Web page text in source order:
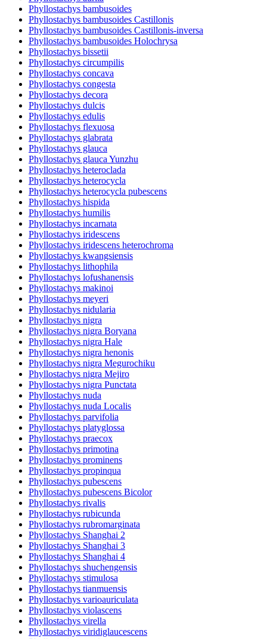
Phyllostachys bambusoides
Phyllostachys bambusoides Castillonis
Phyllostachys bambusoides Castillonis-inversa
Phyllostachys bambusoides Holochrysa
Phyllostachys bissetii
Phyllostachys circumpilis
Phyllostachys concava
Phyllostachys congesta
Phyllostachys decora
Phyllostachys dulcis
Phyllostachys edulis
Phyllostachys flexuosa
Phyllostachys glabrata
Phyllostachys glauca
Phyllostachys glauca Yunzhu
Phyllostachys heteroclada
Phyllostachys heterocycla
Phyllostachys heterocycla pubescens
Phyllostachys hispida
Phyllostachys humilis
Phyllostachys incarnata
Phyllostachys iridescens
Phyllostachys iridescens heterochroma
Phyllostachys kwangsiensis
Phyllostachys lithophila
Phyllostachys lofushanensis
Phyllostachys makinoi
Phyllostachys meyeri
Phyllostachys nidularia
Phyllostachys nigra
Phyllostachys nigra Boryana
Phyllostachys nigra Hale
Phyllostachys nigra henonis
Phyllostachys nigra Megurochiku
Phyllostachys nigra Mejiro
Phyllostachys nigra Punctata
Phyllostachys nuda
Phyllostachys nuda Localis
Phyllostachys parvifolia
Phyllostachys platyglossa
Phyllostachys praecox
Phyllostachys primotina
Phyllostachys prominens
Phyllostachys propinqua
Phyllostachys pubescens
Phyllostachys pubescens Bicolor
Phyllostachys rivalis
Phyllostachys rubicunda
Phyllostachys rubromarginata
Phyllostachys Shanghai 2
Phyllostachys Shanghai 3
Phyllostachys Shanghai 4
Phyllostachys shuchengensis
Phyllostachys stimulosa
Phyllostachys tianmuensis
Phyllostachys varioauriculata
Phyllostachys violascens
Phyllostachys virella
Phyllostachys viridiglaucescens